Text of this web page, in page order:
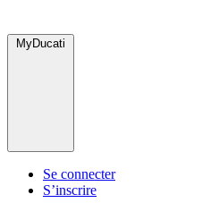
MyDucati
Se connecter
S’inscrire